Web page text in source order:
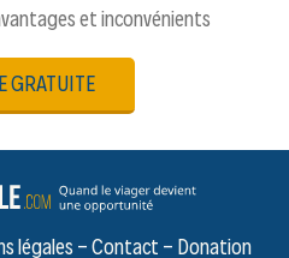
et inconvénients
GRATUITE
légales - Contact - Donation